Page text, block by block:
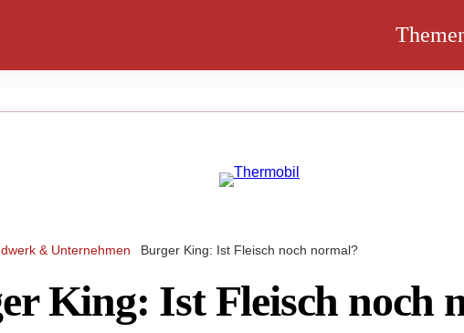
& Unternehmen Burger King: Ist Fleisch noch normal?
King: Ist Fleisch noch